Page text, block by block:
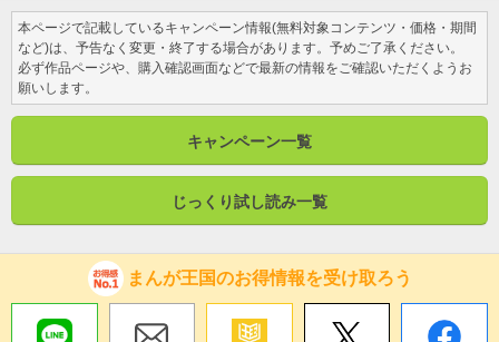
本ページで記載しているキャンペーン情報(無料対象コンテンツ・価格・期間
など)は、予告なく変更・終了する場合があります。予めご了承ください。
必ず作品ページや、購入確認画面などで最新の情報をご確認いただくようお
願いします。
キャンペーン一覧
じっくり試し読み一覧
まんが王国のお得情報を受け取ろう